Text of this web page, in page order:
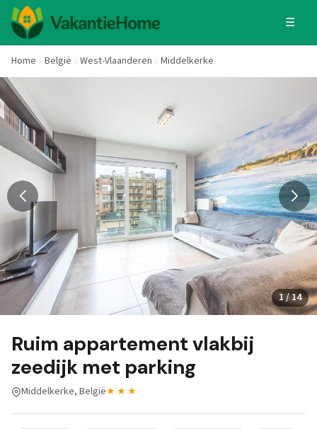
☰
Home België West-Vlaanderen Middelkerke
1 / 14
Ruim appartement vlakbij
zeedijk met parking
Middelkerke, België★★★